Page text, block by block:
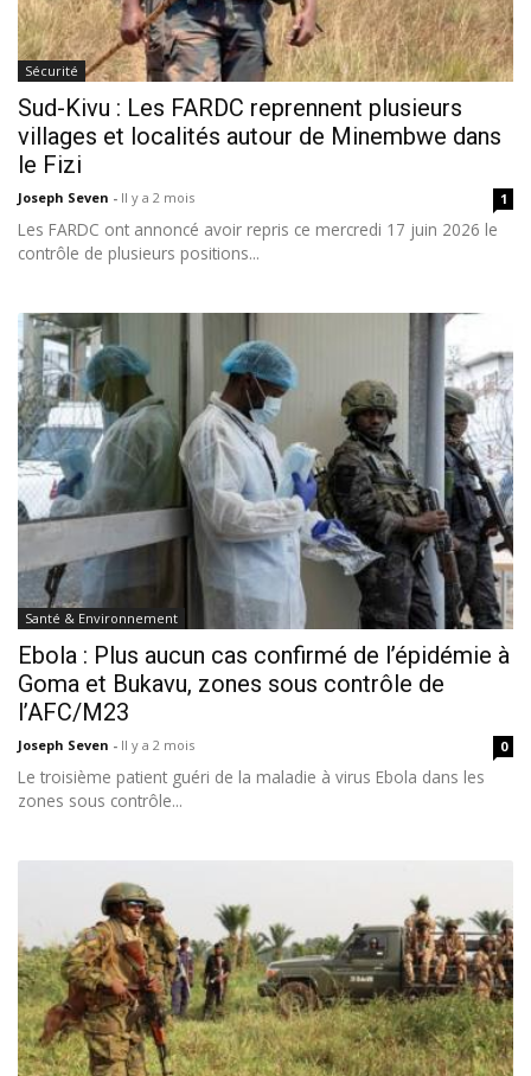
Sécurité
Sud-Kivu : Les FARDC reprennent plusieurs
villages et localités autour de Minembwe dans
le Fizi
Joseph Seven - Il y a 2 mois 1
Les FARDC ont annoncé avoir repris ce mercredi 17 juin 2026 le
contrôle de plusieurs positions...
Santé & Environnement
Ebola : Plus aucun cas confirmé de l’épidémie à
Goma et Bukavu, zones sous contrôle de
l’AFC/M23
Joseph Seven - Il y a 2 mois 0
Le troisième patient guéri de la maladie à virus Ebola dans les
zones sous contrôle...